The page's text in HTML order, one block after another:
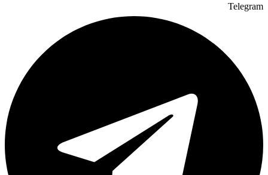
Telegram